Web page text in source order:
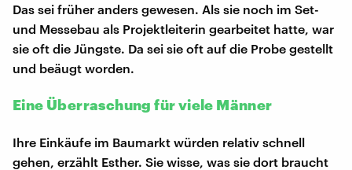
Das sei früher anders gewesen. Als sie noch im Set-
und Messebau als Projektleiterin gearbeitet hatte, war
sie oft die Jüngste. Da sei sie oft auf die Probe gestellt
und beäugt worden.
Eine Überraschung für viele Männer
Ihre Einkäufe im Baumarkt würden relativ schnell
gehen, erzählt Esther. Sie wisse, was sie dort braucht